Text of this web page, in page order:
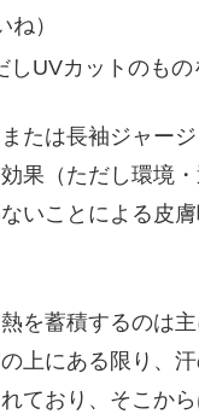
）
UVカットのもの
たは長袖ジャー
果（ただし環境
いことによる皮
を蓄積するのは
上にある限り、
ており、そこか